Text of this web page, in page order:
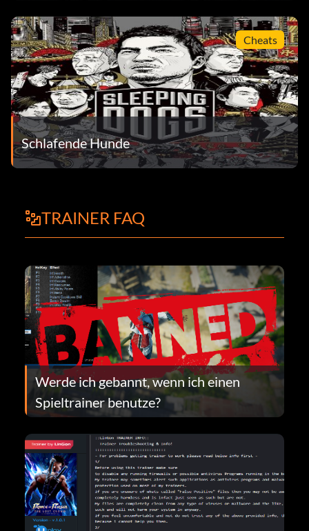
Cheats
Schlafende Hunde
TRAINER FAQ
Werde ich gebannt, wenn ich einen
Spieltrainer benutze?